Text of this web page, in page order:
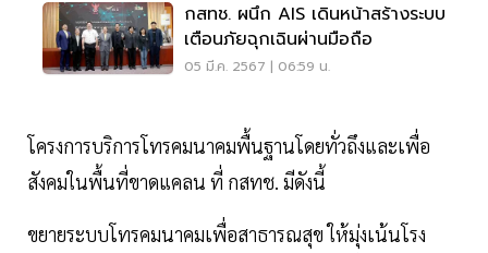
กสทช. ผนึก AIS เดินหน้าสร้างระบบ
เตือนภัยฉุกเฉินผ่านมือถือ
05 มี.ค. 2567 | 06:59 น.
โครงการบริการโทรคมนาคมพื้นฐานโดยทั่วถึงและเพื่อ
สังคมในพื้นที่ขาดแคลน ที่ กสทช. มีดังนี้
ขยายระบบโทรคมนาคมเพื่อสาธารณสุข ให้มุ่งเน้นโรง